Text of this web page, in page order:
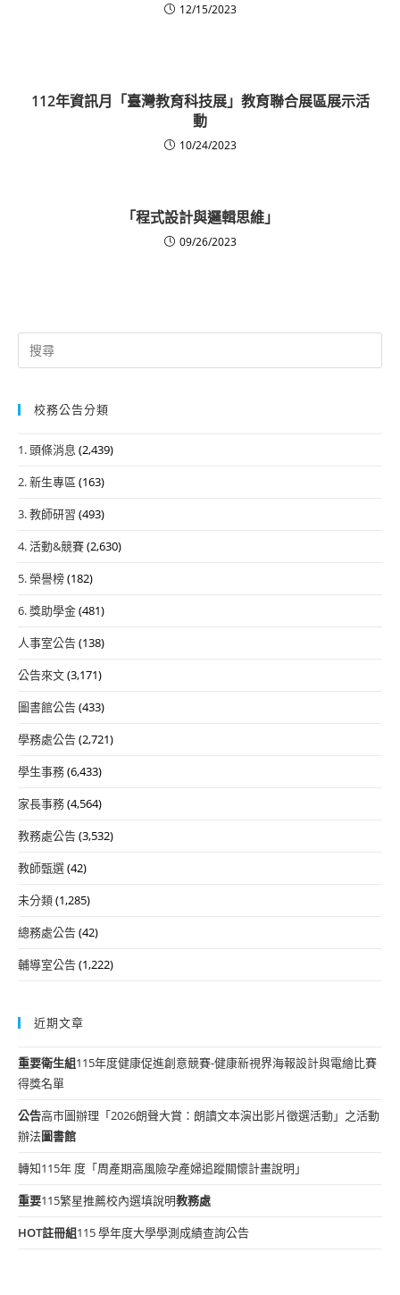
12/15/2023
112年資訊月「臺灣教育科技展」教育聯合展區展示活
動
10/24/2023
「程式設計與邏輯思維」
09/26/2023
Search
for:
校務公告分類
1. 頭條消息 (2,439)
2. 新生專區 (163)
3. 教師研習 (493)
4. 活動&競賽(2,630)
5. 榮譽榜(182)
6. 獎助學金(481)
人事室公告(138)
公告來文(3,171)
圖書館公告(433)
學務處公告(2,721)
學生事務(6,433)
家長事務(4,564)
教務處公告(3,532)
教師甄選(42)
未分類(1,285)
總務處公告(42)
輔導室公告(1,222)
近期文章
重要衛生組115年度健康促進創意競賽-健康新視界海報設計與電繪比賽
得獎名單
公告高市圖辦理「2026朗聲大賞：朗讀文本演出影片徵選活動」之活動
辦法圖書館
轉知115年 度「周產期高風險孕產婦追蹤關懷計畫說明」
重要115繁星推薦校內選填說明教務處
HOT註冊組115 學年度大學學測成績查詢公告